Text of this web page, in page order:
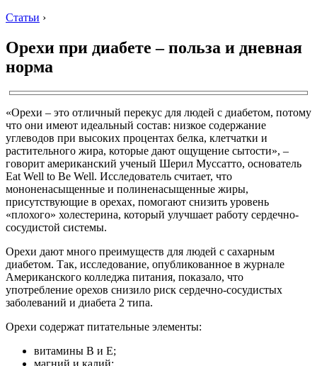
Статьи ›
Орехи при диабете – польза и дневная
норма
«Орехи ‒ это отличный перекус для людей с диабетом, потому
что они имеют идеальный состав: низкое содержание
углеводов при высоких процентах белка, клетчатки и
растительного жира, которые дают ощущение сытости», –
говорит американский ученый Шерил Муссатто, основатель
Eat Well to Be Well. Исследователь считает, что
мононенасыщенные и полиненасыщенные жиры,
присутствующие в орехах, помогают снизить уровень
«плохого» холестерина, который улучшает работу сердечно-
сосудистой системы.
Орехи дают много преимуществ для людей с сахарным
диабетом. Так, исследование, опубликованное в журнале
Американского колледжа питания, показало, что
употребление орехов снизило риск сердечно-сосудистых
заболеваний и диабета 2 типа.
Орехи содержат питательные элементы:
витамины В и Е;
магний и калий;